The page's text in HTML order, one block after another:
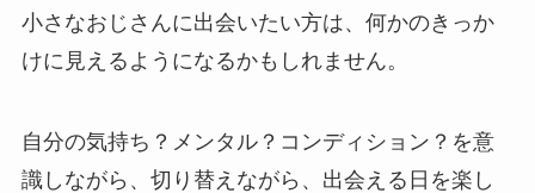
小さなおじさんに出会いたい方は、何かのきっか
けに見えるようになるかもしれません。
自分の気持ち？メンタル？コンディション？を意
識しながら、切り替えながら、出会える日を楽し